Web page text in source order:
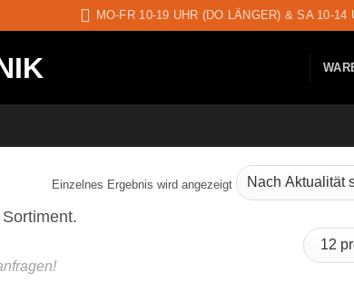
MO-FR 10-19 UHR (DO LÄNGER) & SA 10-14
Einzelnes Ergebnis wird angezeigt